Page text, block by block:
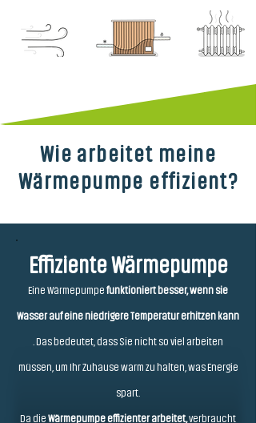
Wie arbeitet meine
Wärmepumpe effizient?
Effiziente Wärmepumpe
Eine Wärmepumpefunktioniert besser, wenn sie
Wasser auf eine niedrigere Temperatur erhitzen kann
. Das bedeutet, dass Sie nicht so viel arbeiten
müssen, um Ihr Zuhause warm zu halten, was Energie
spart.
Da dieWärmepumpe effizienter arbeitet, verbraucht